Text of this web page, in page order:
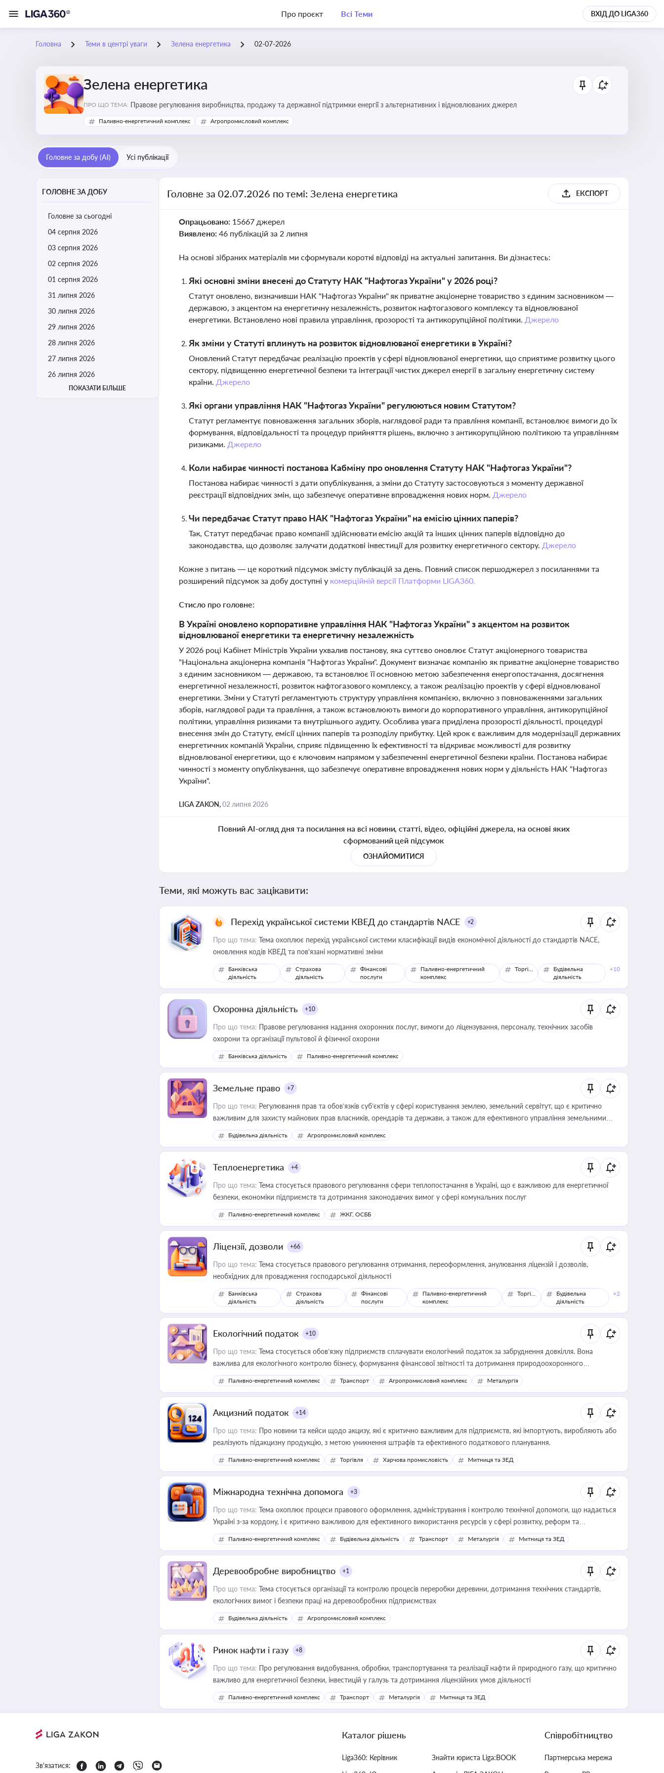
Про проєкт Всі Теми ВХІД ДО LIGA360
Головна Теми в центрі уваги Зелена енергетика 02-07-2026
Зелена енергетика
ПРО ЩО ТЕМА: Правове регулювання виробництва, продажу та державної підтримки енергії з альтернативних і відновлюваних джерел
Паливно-енергетичний комплекс Агропромисловий комплекс
Головне за добу (AI) Усі публікації
ГОЛОВНЕ ЗА ДОБУ
Головне за сьогодні
04 серпня 2026
03 серпня 2026
02 серпня 2026
01 серпня 2026
31 липня 2026
30 липня 2026
29 липня 2026
28 липня 2026
27 липня 2026
26 липня 2026
ПОКАЗАТИ БІЛЬШЕ
Головне за 02.07.2026 по темі: Зелена енергетика ЕКСПОРТ
Опрацьовано: 15667 джерел
Виявлено: 46 публікацій за 2 липня
На основі зібраних матеріалів ми сформували короткі відповіді на актуальні запитання. Ви дізнаєтесь:
Які основні зміни внесені до Статуту НАК "Нафтогаз України" у 2026 році?
Статут оновлено, визначивши НАК "Нафтогаз України" як приватне акціонерне товариство з єдиним засновником —
державою, з акцентом на енергетичну незалежність, розвиток нафтогазового комплексу та відновлюваної
енергетики. Встановлено нові правила управління, прозорості та антикорупційної політики. Джерело
Як зміни у Статуті вплинуть на розвиток відновлюваної енергетики в Україні?
Оновлений Статут передбачає реалізацію проектів у сфері відновлюваної енергетики, що сприятиме розвитку цього
сектору, підвищенню енергетичної безпеки та інтеграції чистих джерел енергії в загальну енергетичну систему
країни. Джерело
Які органи управління НАК "Нафтогаз України" регулюються новим Статутом?
Статут регламентує повноваження загальних зборів, наглядової ради та правління компанії, встановлює вимоги до їх
формування, відповідальності та процедур прийняття рішень, включно з антикорупційною політикою та управлінням
ризиками. Джерело
Коли набирає чинності постанова Кабміну про оновлення Статуту НАК "Нафтогаз України"?
Постанова набирає чинності з дати опублікування, а зміни до Статуту застосовуються з моменту державної
реєстрації відповідних змін, що забезпечує оперативне впровадження нових норм. Джерело
Чи передбачає Статут право НАК "Нафтогаз України" на емісію цінних паперів?
Так, Статут передбачає право компанії здійснювати емісію акцій та інших цінних паперів відповідно до
законодавства, що дозволяє залучати додаткові інвестиції для розвитку енергетичного сектору. Джерело
Кожне з питань — це короткий підсумок змісту публікацій за день. Повний список першоджерел з посиланнями та
розширений підсумок за добу доступні у комерційній версії Платформи LIGA360.
Стисло про головне:
В Україні оновлено корпоративне управління НАК "Нафтогаз України" з акцентом на розвиток
відновлюваної енергетики та енергетичну незалежність
У 2026 році Кабінет Міністрів України ухвалив постанову, яка суттєво оновлює Статут акціонерного товариства
"Національна акціонерна компанія "Нафтогаз України". Документ визначає компанію як приватне акціонерне товариство
з єдиним засновником — державою, та встановлює її основною метою забезпечення енергопостачання, досягнення
енергетичної незалежності, розвиток нафтогазового комплексу, а також реалізацію проектів у сфері відновлюваної
енергетики. Зміни у Статуті регламентують структуру управління компанією, включно з повноваженнями загальних
зборів, наглядової ради та правління, а також встановлюють вимоги до корпоративного управління, антикорупційної
політики, управління ризиками та внутрішнього аудиту. Особлива увага приділена прозорості діяльності, процедурі
внесення змін до Статуту, емісії цінних паперів та розподілу прибутку. Цей крок є важливим для модернізації державних
енергетичних компаній України, сприяє підвищенню їх ефективності та відкриває можливості для розвитку
відновлюваної енергетики, що є ключовим напрямом у забезпеченні енергетичної безпеки країни. Постанова набирає
чинності з моменту опублікування, що забезпечує оперативне впровадження нових норм у діяльність НАК "Нафтогаз
України".
LIGA ZAKON,02 липня 2026
Повний AI-огляд дня та посилання на всі новини, статті, відео, офіційні джерела, на основі яких
сформований цей підсумок
ОЗНАЙОМИТИСЯ
Теми, які можуть вас зацікавити:
Перехід української системи КВЕД до стандартів NACE +2
Про що тема: Тема охоплює перехід української системи класифікації видів економічної діяльності до стандартів NACE,
оновлення кодів КВЕД та пов'язані нормативні зміни
Банківська
діяльність
Страхова
діяльність
Фінансові
послуги
Паливно-енергетичний
комплекс
Торгівля
Будівельна
діяльність
+10
Охоронна діяльність +10
Про що тема: Правове регулювання надання охоронних послуг, вимоги до ліцензування, персоналу, технічних засобів
охорони та організації пультової й фізичної охорони
Банківська діяльність Паливно-енергетичний комплекс
Земельне право +7
Про що тема: Регулювання прав та обов’язків суб’єктів у сфері користування землею, земельний сервітут, що є критично
важливим для захисту майнових прав власників, орендарів та держави, а також для ефективного управління земельними
ресурсами
Будівельна діяльність Агропромисловий комплекс
Теплоенергетика +4
Про що тема: Тема стосується правового регулювання сфери теплопостачання в Україні, що є важливою для енергетичної
безпеки, економіки підприємств та дотримання законодавчих вимог у сфері комунальних послуг
Паливно-енергетичний комплекс ЖКГ, ОСББ
Ліцензії, дозволи +66
Про що тема: Тема стосується правового регулювання отримання, переоформлення, анулювання ліцензій і дозволів,
необхідних для провадження господарської діяльності
Банківська
діяльність
Страхова
діяльність
Фінансові
послуги
Паливно-енергетичний
комплекс
Торгівля
Будівельна
діяльність
+2
Екологічний податок +10
Про що тема: Тема стосується обов’язку підприємств сплачувати екологічний податок за забруднення довкілля. Вона
важлива для екологічного контролю бізнесу, формування фінансової звітності та дотримання природоохоронного
законодавства
Паливно-енергетичний комплекс Транспорт Агропромисловий комплекс Металургія
Акцизний податок +14
Про що тема: Про новини та кейси щодо акцизу, які є критично важливим для підприємств, які імпортують, виробляють або
реалізують підакцизну продукцію, з метою уникнення штрафів та ефективного податкового планування.
Паливно-енергетичний комплекс Торгівля Харчова промисловість Митниця та ЗЕД
Міжнародна технічна допомога +3
Про що тема: Тема охоплює процеси правового оформлення, адміністрування і контролю технічної допомоги, що надається
Україні з-за кордону, і є критично важливою для ефективного використання ресурсів у сфері розвитку, реформ та
інфраструктурних проєктів
Паливно-енергетичний комплекс Будівельна діяльність Транспорт Металургія Митниця та ЗЕД
Деревообробне виробництво +1
Про що тема: Тема стосується організації та контролю процесів переробки деревини, дотримання технічних стандартів,
екологічних вимог і безпеки праці на деревообробних підприємствах
Будівельна діяльність Агропромисловий комплекс
Ринок нафти і газу +8
Про що тема: Про регулювання видобування, обробки, транспортування та реалізації нафти й природного газу, що критично
важливо для енергетичної безпеки, інвестицій у галузь та дотримання ліцензійних умов діяльності
Паливно-енергетичний комплекс Транспорт Металургія Митниця та ЗЕД
Зв'язатися:
Каталог рішень
Liga360: Керівник
Знайти юриста Liga:BOOK
Співробітництво
Партнерська мережа